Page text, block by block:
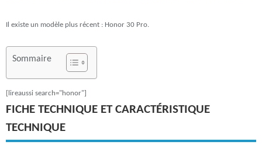
Il existe un modèle plus récent : Honor 30 Pro.
Sommaire
[lireaussi search="honor"]
FICHE TECHNIQUE ET CARACTÉRISTIQUE
TECHNIQUE